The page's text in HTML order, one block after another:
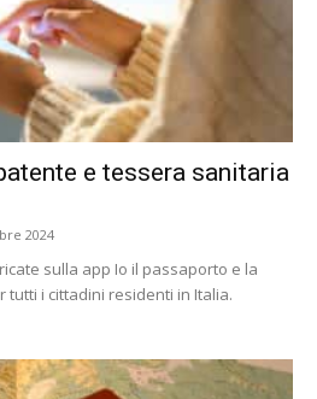
e tessera sanitaria
2024
sulla app Io il passaporto e la
i cittadini residenti in Italia.